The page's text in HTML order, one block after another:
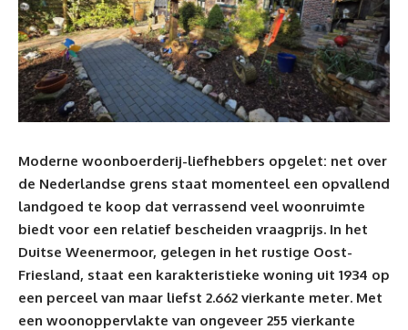
Moderne woonboerderij-liefhebbers opgelet: net over
de Nederlandse grens staat momenteel een opvallend
landgoed te koop dat verrassend veel woonruimte
biedt voor een relatief bescheiden vraagprijs. In het
Duitse Weenermoor, gelegen in het rustige Oost-
Friesland, staat een karakteristieke woning uit 1934 op
een perceel van maar liefst 2.662 vierkante meter. Met
een woonoppervlakte van ongeveer 255 vierkante